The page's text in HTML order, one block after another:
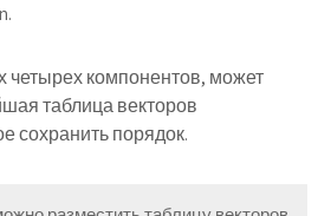
четырех компонентов, может
таблица векторов
сохранить порядок.